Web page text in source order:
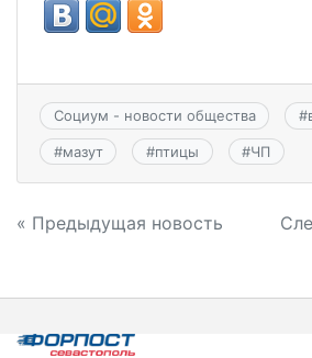
Социум - новости общества #
#мазут #птицы #ЧП
Навигация
записям
« Предыдущая новость